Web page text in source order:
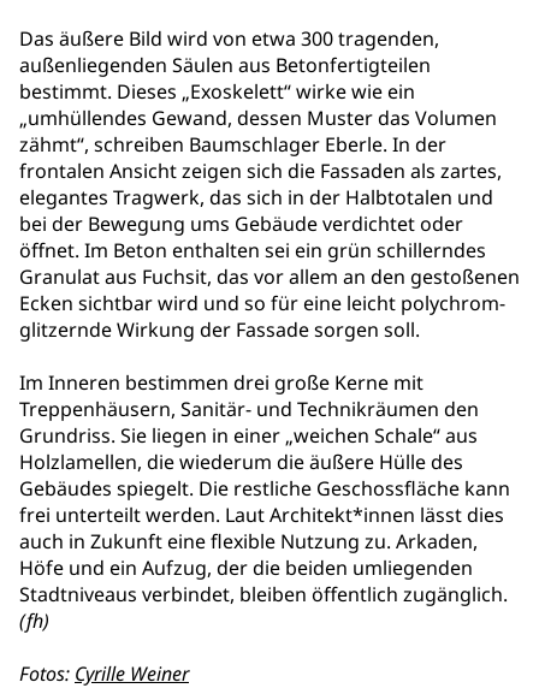
Das äußere Bild wird von etwa 300 tragenden,
außenliegenden Säulen aus Betonfertigteilen
bestimmt. Dieses „Exoskelett“ wirke wie ein
„umhüllendes Gewand, dessen Muster das Volumen
zähmt“, schreiben Baumschlager Eberle. In der
frontalen Ansicht zeigen sich die Fassaden als zartes,
elegantes Tragwerk, das sich in der Halbtotalen und
bei der Bewegung ums Gebäude verdichtet oder
öffnet. Im Beton enthalten sei ein grün schillerndes
Granulat aus Fuchsit, das vor allem an den gestoßenen
Ecken sichtbar wird und so für eine leicht polychrom-
glitzernde Wirkung der Fassade sorgen soll.
Im Inneren bestimmen drei große Kerne mit
Treppenhäusern, Sanitär- und Technikräumen den
Grundriss. Sie liegen in einer „weichen Schale“ aus
Holzlamellen, die wiederum die äußere Hülle des
Gebäudes spiegelt. Die restliche Geschossfläche kann
frei unterteilt werden. Laut Architekt*innen lässt dies
auch in Zukunft eine flexible Nutzung zu. Arkaden,
Höfe und ein Aufzug, der die beiden umliegenden
Stadtniveaus verbindet, bleiben öffentlich zugänglich.
(fh)
Fotos: Cyrille Weiner